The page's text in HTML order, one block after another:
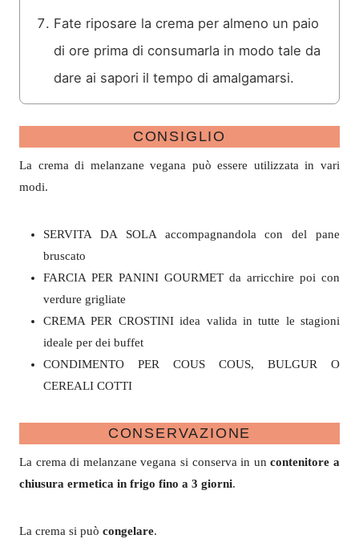
Fate riposare la crema per almeno un paio
di ore prima di consumarla in modo tale da
dare ai sapori il tempo di amalgamarsi.
CONSIGLIO
La crema di melanzane vegana può essere utilizzata in vari
modi.
SERVITA DA SOLA accompagnandola con del pane
bruscato
FARCIA PER PANINI GOURMET da arricchire poi con
verdure grigliate
CREMA PER CROSTINI idea valida in tutte le stagioni
ideale per dei buffet
CONDIMENTO PER COUS COUS, BULGUR O
CEREALI COTTI
CONSERVAZIONE
La crema di melanzane vegana si conserva in uncontenitore a
chiusura ermetica in frigo fino a 3 giorni.
La crema si può congelare.